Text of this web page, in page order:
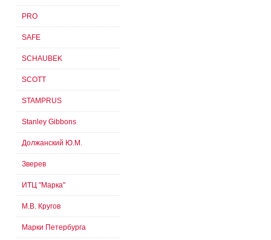
PRO
SAFE
SCHAUBEK
SCOTT
STAMPRUS
Stanley Gibbons
Должанский Ю.М.
Зверев
ИТЦ "Марка"
М.В. Кругов
Марки Петербурга